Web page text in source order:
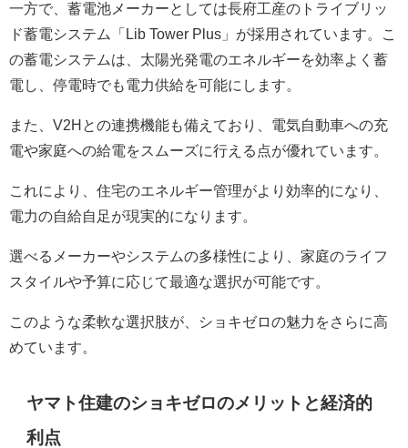
一方で、蓄電池メーカーとしては長府工産のトライブリッ
ド蓄電システム「Lib Tower Plus」が採用されています。こ
の蓄電システムは、太陽光発電のエネルギーを効率よく蓄
電し、停電時でも電力供給を可能にします。
また、V2Hとの連携機能も備えており、電気自動車への充
電や家庭への給電をスムーズに行える点が優れています。
これにより、住宅のエネルギー管理がより効率的になり、
電力の自給自足が現実的になります。
選べるメーカーやシステムの多様性により、家庭のライフ
スタイルや予算に応じて最適な選択が可能です。
このような柔軟な選択肢が、ショキゼロの魅力をさらに高
めています。
ヤマト住建のショキゼロのメリットと経済的
利点